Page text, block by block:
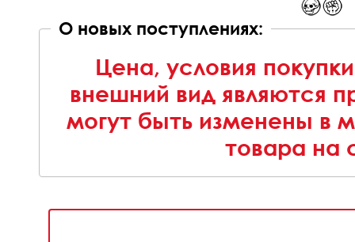
О новых поступлениях:
Цена, условия
внешний вид являются
могут быть изменены в
товара на